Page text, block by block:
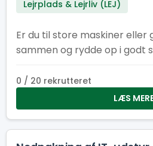
Lejrplads & Lejrliv (LEJ)
Er du til store maskiner eller
sammen og rydde op i godt
0 / 20 rekrutteret
LÆS